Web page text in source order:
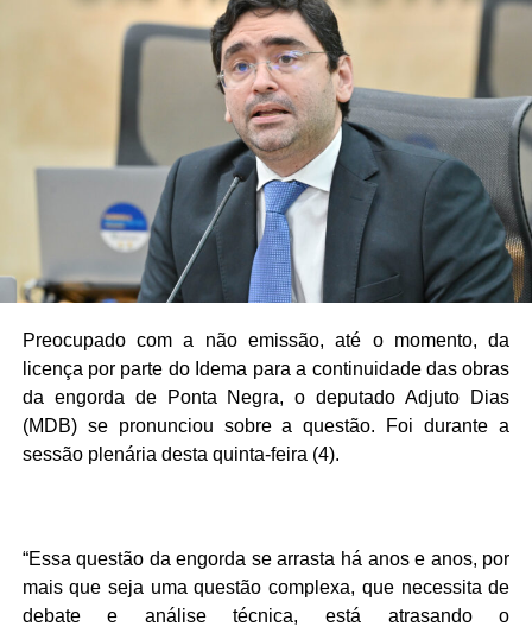
Preocupado com a não emissão, até o momento, da
licença por parte do Idema para a continuidade das obras
da engorda de Ponta Negra, o deputado Adjuto Dias
(MDB) se pronunciou sobre a questão. Foi durante a
sessão plenária desta quinta-feira (4).
“Essa questão da engorda se arrasta há anos e anos, por
mais que seja uma questão complexa, que necessita de
debate e análise técnica, está atrasando o